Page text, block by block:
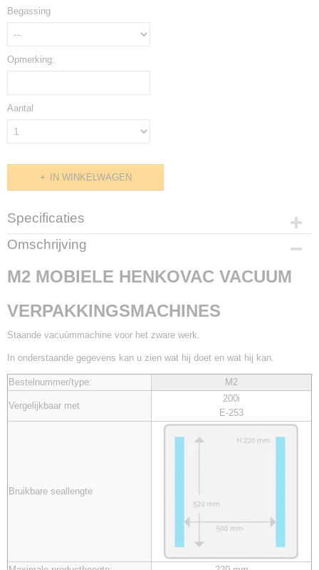
Begassing
Opmerking:
Aantal
IN WINKELWAGEN
Specificaties
Productcode
Omschrijving
M2 MOBIELE HENKOVAC VACUUM
VERPAKKINGSMACHINES
Staande vacuúmmachine voor het zware werk.
In onderstaande gegevens kan u zien wat hij doet en wat hij kan.
Bestelnummer/type: M2
Vergelijkbaar met
200i
E-253
Bruikbare seallengte